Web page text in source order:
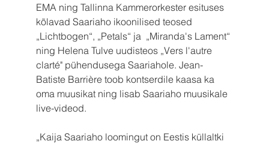
EMA ning Tallinna Kammerorkester esituses
kõlavad Saariaho ikoonilised teosed
„Lichtbogen“, „Petals“ ja  „Miranda's Lament“
ning Helena Tulve uudisteos „Vers l'autre
clarté" pühendusega Saariahole. Jean-
Batiste Barrière toob kontserdile kaasa ka
oma muusikat ning lisab Saariaho muusikale
live-videod.
„Kaija Saariaho loomingut on Eestis küllaltki